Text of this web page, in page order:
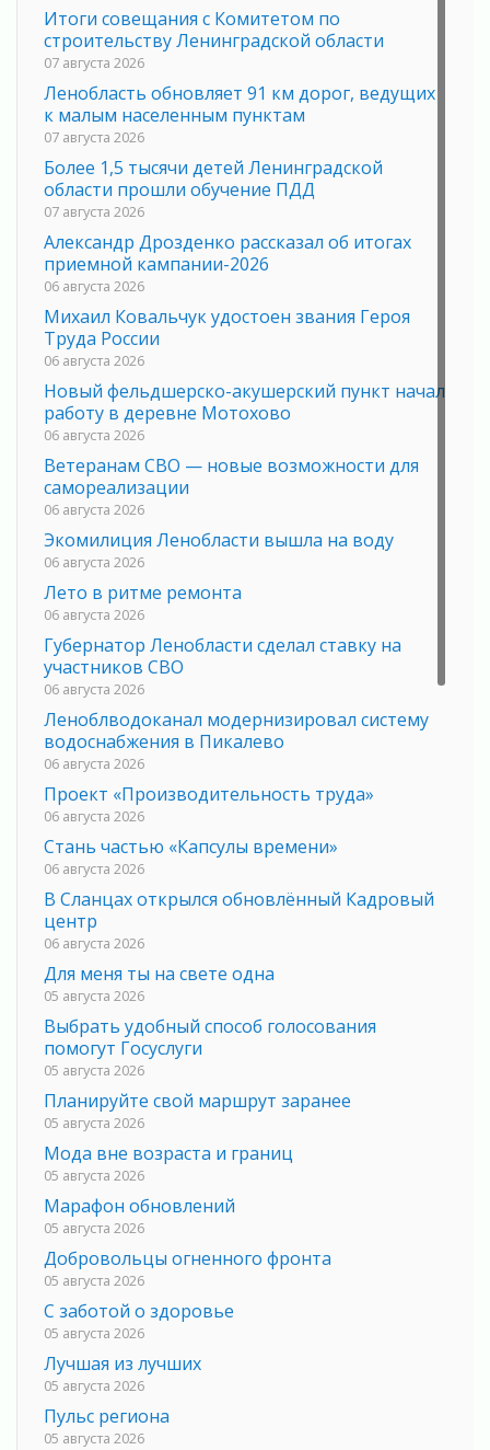
Итоги совещания с Комитетом по
строительству Ленинградской области
07 августа 2026
Ленобласть обновляет 91 км дорог, ведущих
к малым населенным пунктам
07 августа 2026
Более 1,5 тысячи детей Ленинградской
области прошли обучение ПДД
07 августа 2026
Александр Дрозденко рассказал об итогах
приемной кампании-2026
06 августа 2026
Михаил Ковальчук удостоен звания Героя
Труда России
06 августа 2026
Новый фельдшерско-акушерский пункт начал
работу в деревне Мотохово
06 августа 2026
Ветеранам СВО — новые возможности для
самореализации
06 августа 2026
Экомилиция Ленобласти вышла на воду
06 августа 2026
Лето в ритме ремонта
06 августа 2026
Губернатор Ленобласти сделал ставку на
участников СВО
06 августа 2026
Леноблводоканал модернизировал систему
водоснабжения в Пикалево
06 августа 2026
Проект «Производительность труда»
06 августа 2026
Стань частью «Капсулы времени»
06 августа 2026
В Сланцах открылся обновлённый Кадровый
центр
06 августа 2026
Для меня ты на свете одна
05 августа 2026
Выбрать удобный способ голосования
помогут Госуслуги
05 августа 2026
Планируйте свой маршрут заранее
05 августа 2026
Мода вне возраста и границ
05 августа 2026
Марафон обновлений
05 августа 2026
Добровольцы огненного фронта
05 августа 2026
С заботой о здоровье
05 августа 2026
Лучшая из лучших
05 августа 2026
Пульс региона
05 августа 2026